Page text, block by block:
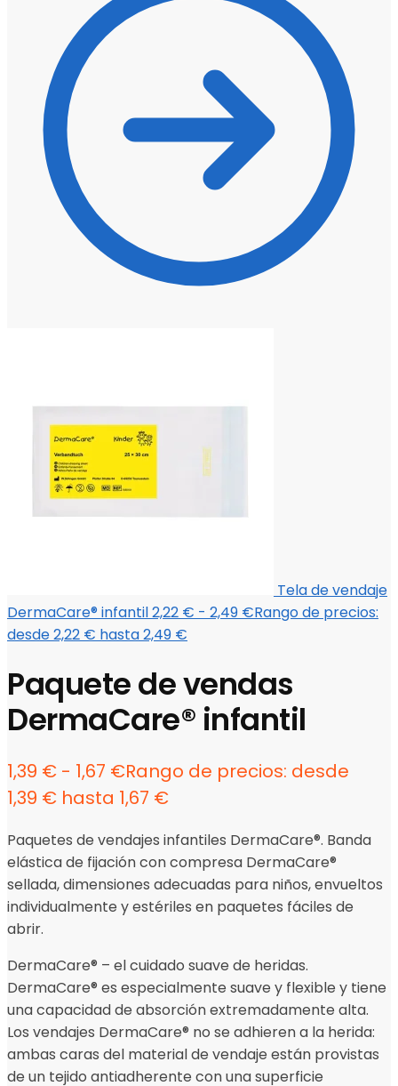
Tela de vendaje
DermaCare® infantil2,22 € - 2,49 €Rango de precios:
desde 2,22 € hasta 2,49 €
Paquete de vendas
DermaCare® infantil
1,39 € - 1,67 €Rango de precios: desde
1,39 € hasta 1,67 €
Paquetes de vendajes infantiles DermaCare®. Banda
elástica de fijación con compresa DermaCare®
sellada, dimensiones adecuadas para niños, envueltos
individualmente y estériles en paquetes fáciles de
abrir.
DermaCare® – el cuidado suave de heridas.
DermaCare® es especialmente suave y flexible y tiene
una capacidad de absorción extremadamente alta.
Los vendajes DermaCare® no se adhieren a la herida:
ambas caras del material de vendaje están provistas
de un tejido antiadherente con una superficie